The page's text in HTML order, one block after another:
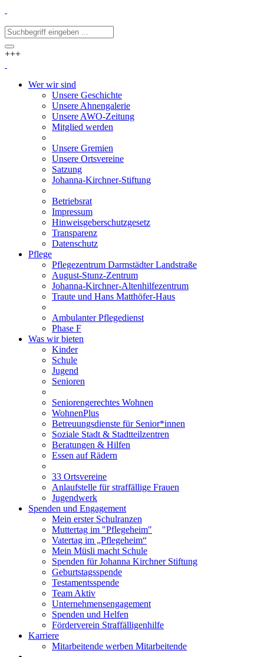
+++
Wer wir sind
Unsere Geschichte
Unsere Ahnengalerie
Unsere AWO-Zeitung
Mitglied werden
Unsere Gremien
Unsere Ortsvereine
Satzung
Johanna-Kirchner-Stiftung
Betriebsrat
Impressum
Hinweisgeberschutzgesetz
Transparenz
Datenschutz
Pflege
Pflegezentrum Darmstädter Landstraße
August-Stunz-Zentrum
Johanna-Kirchner-Altenhilfezentrum
Traute und Hans Matthöfer-Haus
Ambulanter Pflegedienst
Phase F
Was wir bieten
Kinder
Schule
Jugend
Senioren
Seniorengerechtes Wohnen
WohnenPlus
Betreuungsdienste für Senior*innen
Soziale Stadt & Stadtteilzentren
Beratungen & Hilfen
Essen auf Rädern
33 Ortsvereine
Anlaufstelle für straffällige Frauen
Jugendwerk
Spenden und Engagement
Mein erster Schulranzen
Muttertag im "Pflegeheim"
Vatertag im „Pflegeheim“
Mein Müsli macht Schule
Spenden für Johanna Kirchner Stiftung
Geburtstagsspende
Testamentsspende
Team Aktiv
Unternehmensengagement
Spenden und Helfen
Förderverein Straffälligenhilfe
Karriere
Mitarbeitende werben Mitarbeitende